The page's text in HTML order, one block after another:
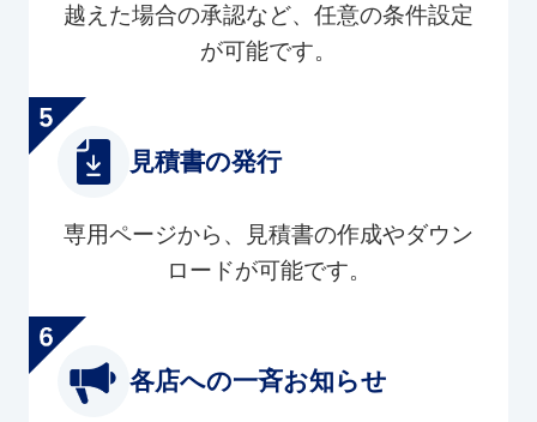
越えた場合の承認など、任意の条件設定
が可能です。
見積書の発行
専用ページから、見積書の作成やダウン
ロードが可能です。
各店への一斉お知らせ